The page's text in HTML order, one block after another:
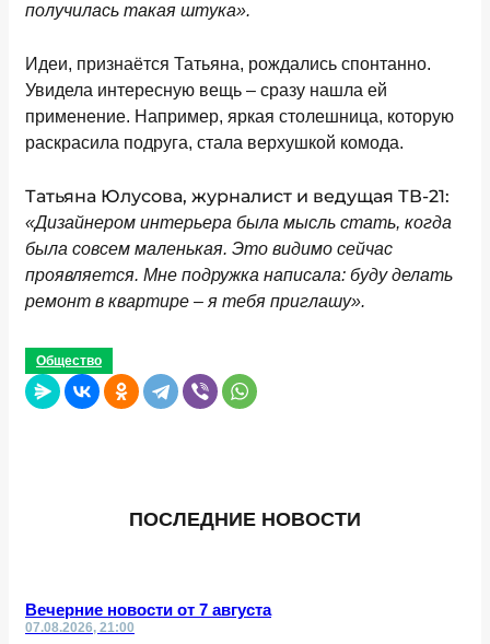
получилась такая штука».
Идеи, признаётся Татьяна, рождались спонтанно.
Увидела интересную вещь – сразу нашла ей
применение. Например, яркая столешница, которую
раскрасила подруга, стала верхушкой комода.
Татьяна Юлусова, журналист и ведущая ТВ-21:
«Дизайнером интерьера была мысль стать, когда
была совсем маленькая. Это видимо сейчас
проявляется. Мне подружка написала: буду делать
ремонт в квартире – я тебя приглашу».
Общество
ПОСЛЕДНИЕ НОВОСТИ
Вечерние новости от 7 августа
07.08.2026, 21:00